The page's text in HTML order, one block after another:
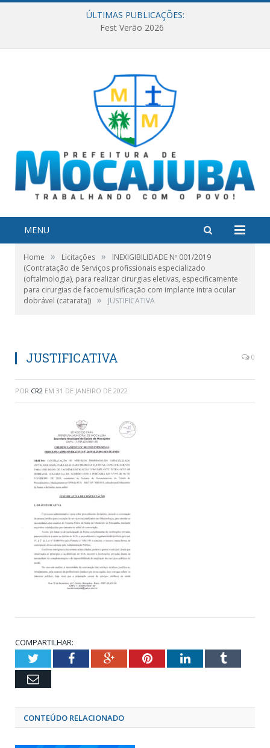
ÚLTIMAS PUBLICAÇÕES:
Fest Verão 2026
MENU
Home » Licitações »
INEXIGIBILIDADE Nº 001/2019
(Contratação de Serviços profissionais especializado
(oftalmologia), para realizar cirurgias eletivas, especificamente
para cirurgias de facoemulsificação com implante intra ocular
dobrável (catarata)) » JUSTIFICATIVA
JUSTIFICATIVA 0
POR CR2 EM 31 DE JANEIRO DE 2022
COMPARTILHAR:
TwitterFacebookGoogle+PinterestLinkedInTumblr
Email
CONTEÚDO RELACIONADO